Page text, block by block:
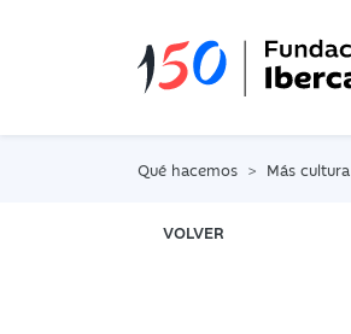
Qué hacemos Más cultura
VOLVER